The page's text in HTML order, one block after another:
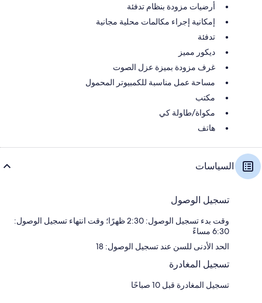
أرضيات مزودة بنظام تدفئة
إمكانية إجراء مكالمات محلية مجانية
تدفئة
ديكور مميز
غرف مزودة بميزة عزل الصوت
مساحة عمل مناسبة للكمبيوتر المحمول
مكتب
مكواة/طاولة كي
هاتف
السياسات
تسجيل الوصول
وقت بدء تسجيل الوصول: 2:30 ظهرًا؛ وقت انتهاء تسجيل الوصول:
6:30 مساءً
الحد الأدنى للسن عند تسجيل الوصول: 18
تسجيل المغادرة
تسجيل المغادرة قبل 10 صباحًا